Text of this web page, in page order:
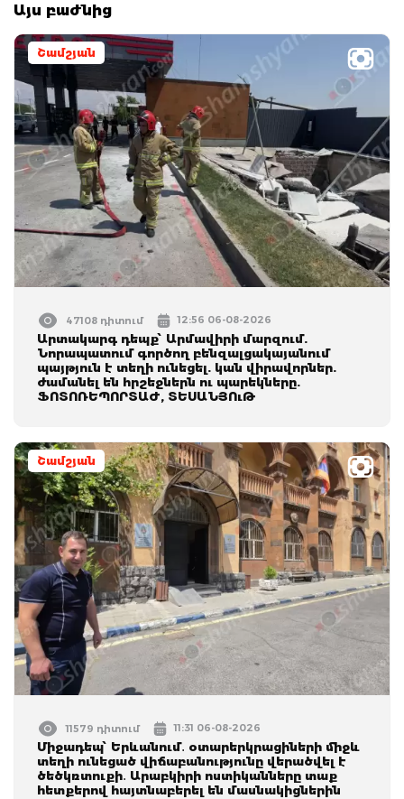
Այս բաժնից
Շամշյան
47108 դիտում 12:56 06-08-2026
Արտակարգ դեպք՝ Արմավիրի մարզում.
Նորապատում գործող բենզալցակայանում
պայթյուն է տեղի ունեցել. կան վիրավորներ.
ժամանել են հրշեջներն ու պարեկները.
ՖՈՏՈՌԵՊՈՐՏԱԺ, ՏԵՍԱՆՅՈւԹ
Շամշյան
11579 դիտում 11:31 06-08-2026
Միջադեպ՝ Երևանում․ օտարերկրացիների միջև
տեղի ունեցած վիճաբանությունը վերածվել է
ծեծկռտուքի․ Արաբկիրի ոստիկանները տաք
հետքերով հայտնաբերել են մասնակիցներին